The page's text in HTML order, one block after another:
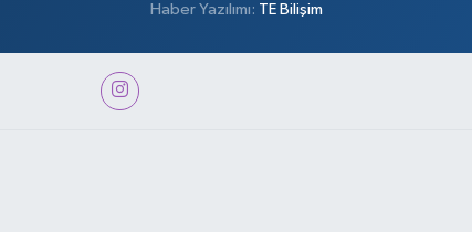
Haber Yazılımı: TE Bilişim